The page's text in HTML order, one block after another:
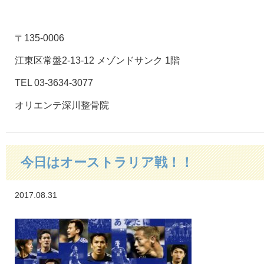
〒135-0006
江東区常盤2-13-12 メゾンドサンク 1階
TEL 03-3634-3077
オリエンテ深川整骨院
今日はオーストラリア戦！！
2017.08.31